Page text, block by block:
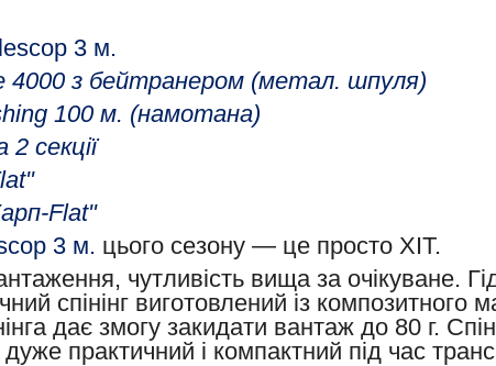
3 м.
4000 з бейтранером (метал. шпуля)
100 м. (намотана)
секції
Flat"
3 м. цього сезону — це просто ХІТ.
чутливість вища за очікуване.
спінінг виготовлений із
дає змогу закидати вантаж до 80 г.
дуже практичний і компактний під час